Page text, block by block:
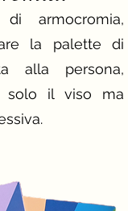
armocromia,
la palette di
alla persona,
solo il viso ma